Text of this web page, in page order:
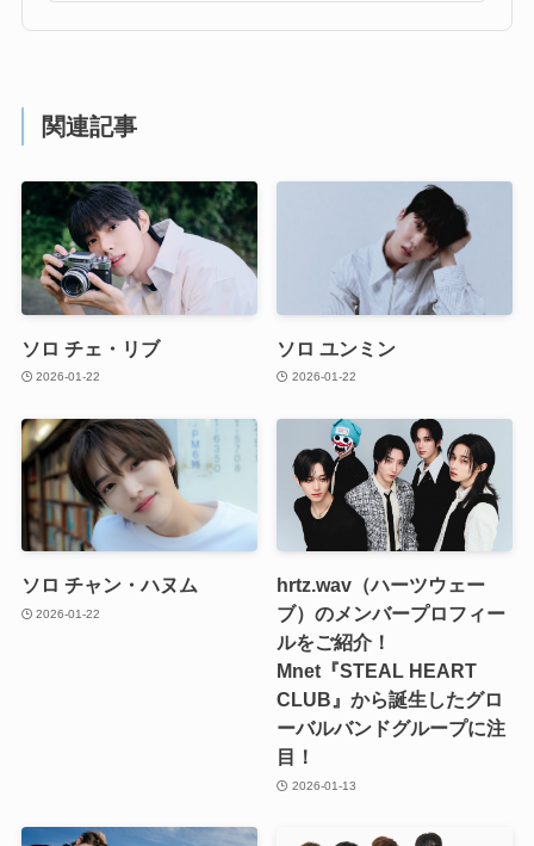
関連記事
ソロ チェ・リブ
2026-01-22
ソロ ユンミン
2026-01-22
ソロ チャン・ハヌム
2026-01-22
hrtz.wav（ハーツウェー
ブ）のメンバープロフィー
ルをご紹介！
Mnet『STEAL HEART
CLUB』から誕生したグロ
ーバルバンドグループに注
目！
2026-01-13